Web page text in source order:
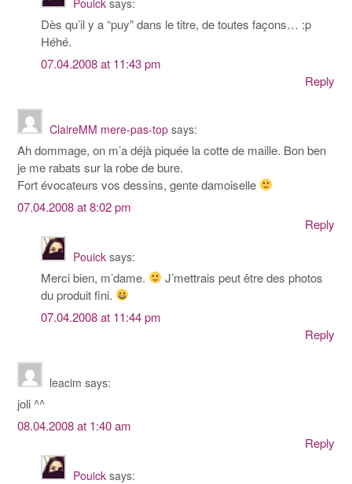
Dès qu’il y a “puy” dans le titre, de toutes façons… :p
Héhé.
07.04.2008 at 11:43 pm
Reply
ClaireMM mere-pas-top says:
Ah dommage, on m’a déjà piquée la cotte de maille. Bon ben
je me rabats sur la robe de bure.
Fort évocateurs vos dessins, gente damoiselle
07.04.2008 at 8:02 pm
Reply
Pouick says:
Merci bien, m’dame.
J’mettrais peut être des photos
du produit fini.
07.04.2008 at 11:44 pm
Reply
leacim says:
joli ^^
08.04.2008 at 1:40 am
Reply
Pouick says: